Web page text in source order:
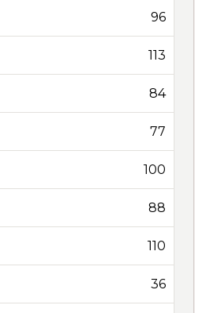
96
113
84
77
100
88
110
36